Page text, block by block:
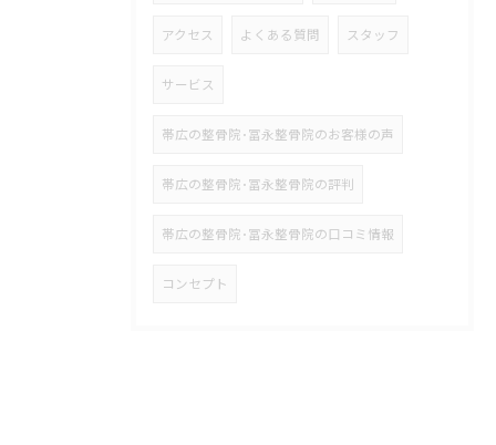
アクセス よくある質問 スタッフ
サービス
帯広の整骨院･冨永整骨院のお客様の声
帯広の整骨院･冨永整骨院の評判
帯広の整骨院･冨永整骨院の口コミ情報
コンセプト